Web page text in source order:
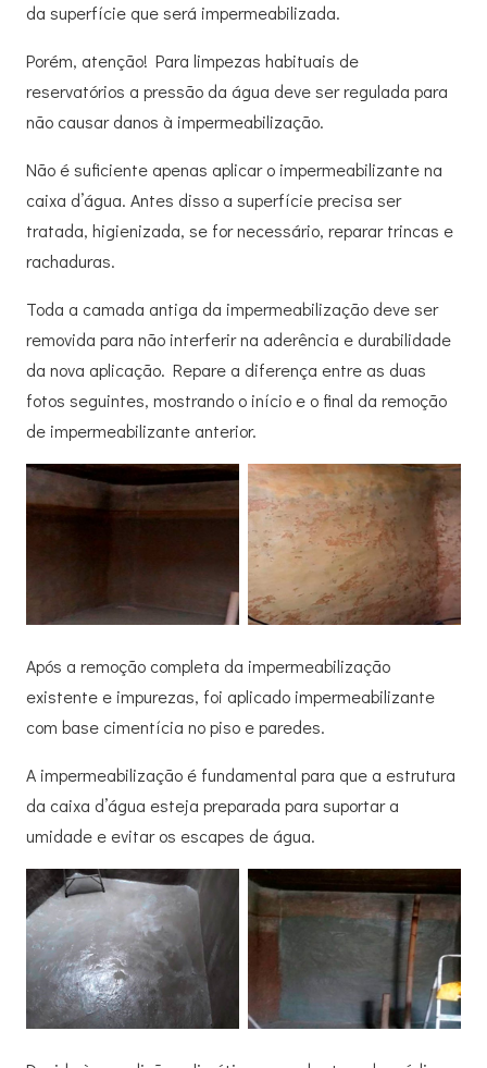
da superfície que será impermeabilizada.
Porém, atenção! Para limpezas habituais de
reservatórios a pressão da água deve ser regulada para
não causar danos à impermeabilização.
Não é suficiente apenas aplicar o impermeabilizante na
caixa d’água. Antes disso a superfície precisa ser
tratada, higienizada, se for necessário, reparar trincas e
rachaduras.
Toda a camada antiga da impermeabilização deve ser
removida para não interferir na aderência e durabilidade
da nova aplicação. Repare a diferença entre as duas
fotos seguintes, mostrando o início e o final da remoção
de impermeabilizante anterior.
Após a remoção completa da impermeabilização
existente e impurezas, foi aplicado impermeabilizante
com base cimentícia no piso e paredes.
A impermeabilização é fundamental para que a estrutura
da caixa d’água esteja preparada para suportar a
umidade e evitar os escapes de água.